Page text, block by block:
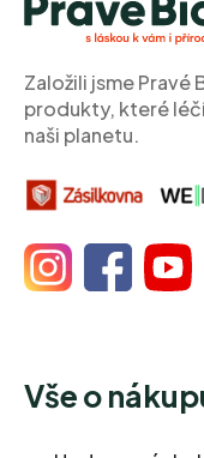
Založili jsme Pravé
produkty, které
naši planetu.
Vše o